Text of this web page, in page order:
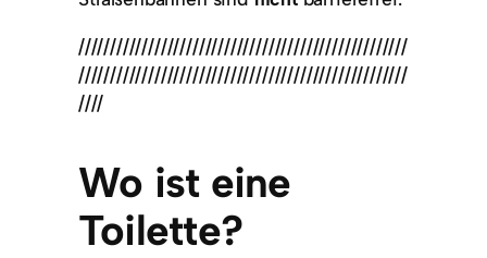
////////////////////////////////////////////////////
////////////////////////////////////////////////////
////
Wo ist eine
Toilette?